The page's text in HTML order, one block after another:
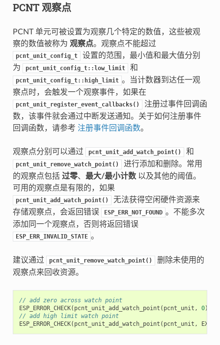
PCNT 观察点
PCNT 单元可被设置为观察几个特定的数值，这些被观
察的数值被称为 观察点。观察点不能超过
pcnt_unit_config_t
设置的范围，最小值和最大值分别
为
pcnt_unit_config_t::low_limit 和
pcnt_unit_config_t::high_limit 。当计数器到达任一观
察点时，会触发一个观察事件，如果在
pcnt_unit_register_event_callbacks()
注册过事件回调函
数，该事件就会通过中断发送通知。关于如何注册事件
回调函数，请参考 注册事件回调函数。
观察点分别可以通过 pcnt_unit_add_watch_point() 和
pcnt_unit_remove_watch_point()
进行添加和删除。常用
的观察点包括 过零、 最大/最小计数以及其他的阈值。
可用的观察点是有限的，如果
pcnt_unit_add_watch_point()
无法获得空闲硬件资源来
存储观察点，会返回错误
ESP_ERR_NOT_FOUND 。不能多次
添加同一个观察点，否则将返回错误
ESP_ERR_INVALID_STATE 。
建议通过 pcnt_unit_remove_watch_point()
删除未使用的
观察点来回收资源。
// add zero across watch point
ESP_ERROR_CHECK( pcnt_unit_add_watch_point ( pcnt_unit , 0));
// add high limit watch point
ESP_ERROR_CHECK( pcnt_unit_add_watch_point ( pcnt_unit ,